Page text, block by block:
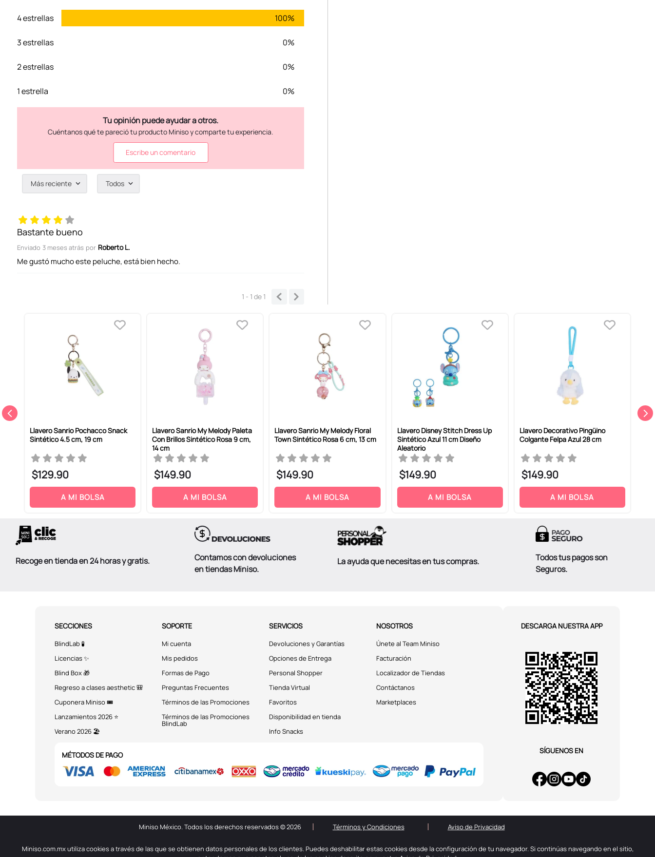
4 estrellas 100%
3 estrellas 0%
2 estrellas 0%
1 estrella 0%
Escribe un comentario
Agregar comentario
Califica el producto de 1 a 5 estrellas
Escribe un comentario
ENVIAR COMENTARIO
Más reciente Todos
Bastante bueno
Enviado 3 meses atrás por Roberto L.
Me gustó mucho este peluche, está bien hecho.
1 - 1de 1
Llavero Sanrio Pochacco Snack
Sintético 4.5 cm, 19 cm
$129.90
A MI BOLSA
Llavero Sanrio My Melody Paleta
Con Brillos Sintético Rosa 9 cm,
14 cm
$149.90
A MI BOLSA
Llavero Sanrio My Melody Floral
Town Sintético Rosa 6 cm, 13 cm
$149.90
A MI BOLSA
Llavero Disney Stitch Dress Up
Sintético Azul 11 cm Diseño
Aleatorio
$149.90
A MI BOLSA
Llavero Decorativo Pingüino
Colgante Felpa Azul 28 cm
$149.90
A MI BOLSA
Recoge en tienda en 24 horas y gratis.
Contamos con devoluciones
en tiendas Miniso.
La ayuda que necesitas en tus compras.
Todos tus pagos son
Seguros.
SECCIONES
BlindLab 🧪
Licencias ✨
Blind Box 🎁
Regreso a clases aesthetic 🎒
Cuponera Miniso 🎟️
Lanzamientos 2026 ⭐
Verano 2026 🏖️
SOPORTE
Mi cuenta
Mis pedidos
Formas de Pago
Preguntas Frecuentes
Términos de las Promociones
Términos de las Promociones
BlindLab
SERVICIOS
Devoluciones y Garantías
Opciones de Entrega
Personal Shopper
Tienda Virtual
Favoritos
Disponibilidad en tienda
Info Snacks
NOSOTROS
Únete al Team Miniso
Facturación
Localizador de Tiendas
Contáctanos
Marketplaces
MÉTODOS DE PAGO
DESCARGA NUESTRA APP
SÍGUENOS EN
Miniso México. Todos los derechos reservados © 2026 Términos y Condiciones Aviso de Privacidad
Miniso.com.mx utiliza cookies a través de las que se obtienen datos personales de los clientes. Puedes deshabilitar estas cookies desde la configuración de tu navegador. Si continúas navegando en el sitio,